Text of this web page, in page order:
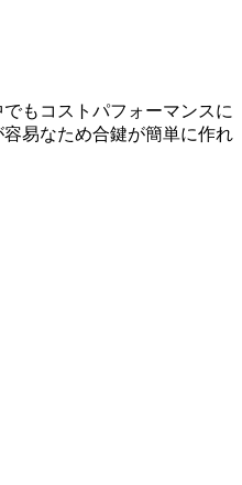
もコストパフォーマンスに
易なため合鍵が簡単に作れ